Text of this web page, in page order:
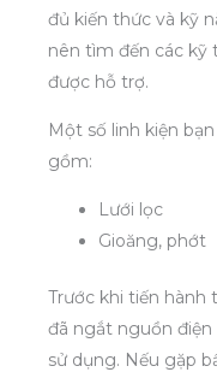
đủ kiến thức và kỹ
nên tìm đến các kỹ
được hỗ trợ.
Một số linh kiện
gồm:
Lưới lọc
Gioăng, phớt
Trước khi tiến hành
đã ngắt nguồn
sử dụng. Nếu gặp